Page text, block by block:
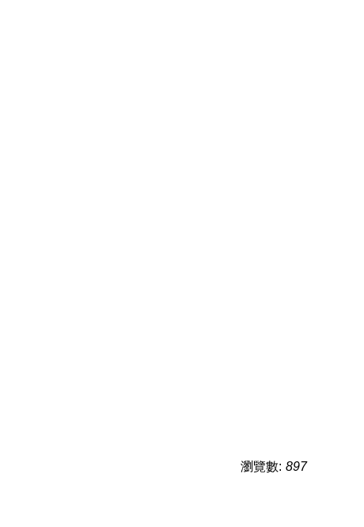
瀏覽數: 897